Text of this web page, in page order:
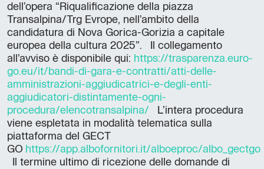
dell’opera “Riqualificazione della piazza
Transalpina/Trg Evrope, nell’ambito della
candidatura di Nova Gorica-Gorizia a capitale
europea della cultura 2025”. Il collegamento
all’avviso è disponibile qui: https://trasparenza.euro-
go.eu/it/bandi-di-gara-e-contratti/atti-delle-
amministrazioni-aggiudicatrici-e-degli-enti-
aggiudicatori-distintamente-ogni-
procedura/elencotransalpina/ L’intera procedura
viene espletata in modalità telematica sulla
piattaforma del GECT
GO https://app.albofornitori.it/alboeproc/albo_gectgo
Il termine ultimo di ricezione delle domande di